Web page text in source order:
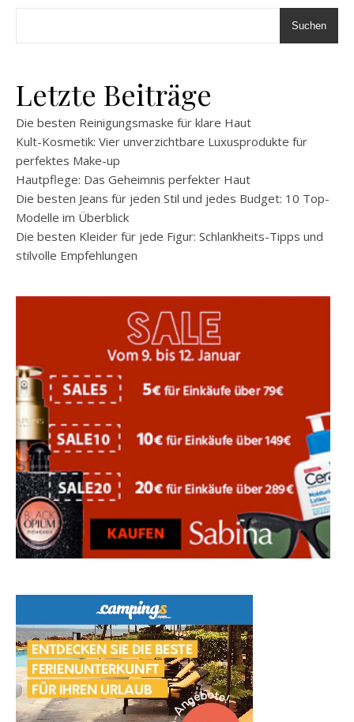
Suchen
Letzte Beiträge
Die besten Reinigungsmaske für klare Haut
Kult-Kosmetik: Vier unverzichtbare Luxusprodukte für
perfektes Make-up
Hautpflege: Das Geheimnis perfekter Haut
Die besten Jeans für jeden Stil und jedes Budget: 10 Top-
Modelle im Überblick
Die besten Kleider für jede Figur: Schlankheits-Tipps und
stilvolle Empfehlungen